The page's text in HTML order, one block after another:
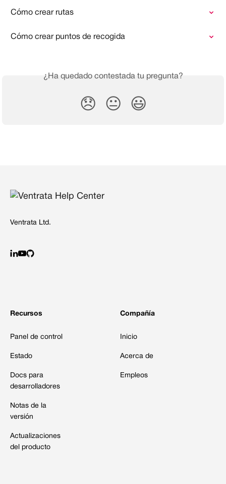
Cómo crear rutas
Cómo crear puntos de recogida
¿Ha quedado contestada tu pregunta?
😞 😐 😃
Ventrata Ltd.
Recursos
Panel de control
Estado
Docs para
desarrolladores
Notas de la
versión
Actualizaciones
del producto
Compañía
Inicio
Acerca de
Empleos